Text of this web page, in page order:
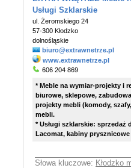
Usługi Szklarskie
ul. Żeromskiego 24
57-300 Kłodzko
dolnośląskie
biuro@extrawnetrze.pl
www.extrawnetrze.pl
606 204 869
* Meble na wymiar-projekty i
biurowe, sklepowe,
projekty mebli (komody,
mebli.
* Usługi szklarskie: sprzedaż
Lacomat, kabiny
Słowa kluczowe: Kłodzko